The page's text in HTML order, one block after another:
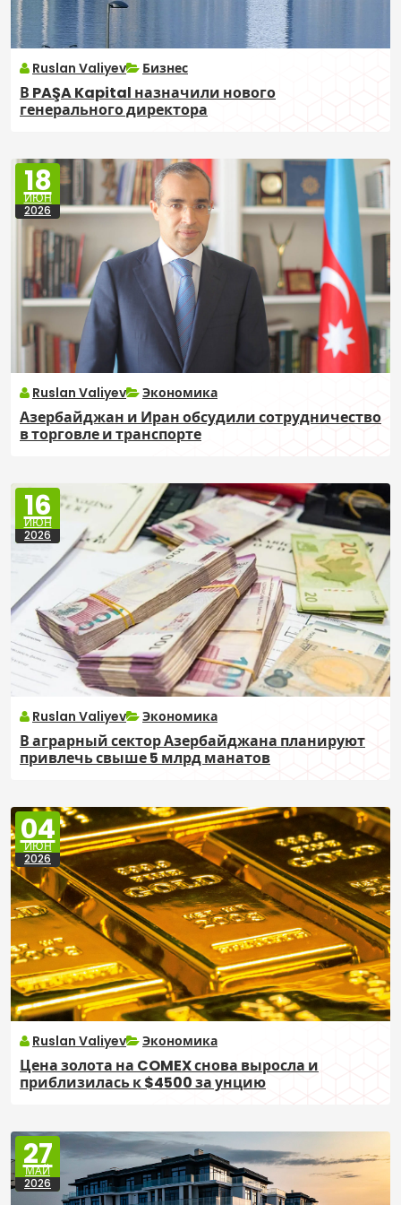
Ruslan Valiyev Бизнес
В PAŞA Kapital назначили нового
генерального директора
18
ИЮН
2026
Ruslan Valiyev Экономика
Азербайджан и Иран обсудили сотрудничество
в торговле и транспорте
16
ИЮН
2026
Ruslan Valiyev Экономика
В аграрный сектор Азербайджана планируют
привлечь свыше 5 млрд манатов
04
ИЮН
2026
Ruslan Valiyev Экономика
Цена золота на COMEX снова выросла и
приблизилась к $4500 за унцию
27
МАЙ
2026